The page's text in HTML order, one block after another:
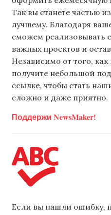
Так вы станете частью
лучшему. Благодаря
сможем реализовывать
важных проектов и
Независимо от того,
получите небольшой
ссылке, чтобы стать
сложно и даже приятно.
Поддержи NewsMaker!
Если вы нашли ошибку,